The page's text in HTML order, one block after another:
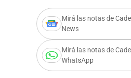
Mirá las notas de
News
Mirá las notas de
WhatsApp